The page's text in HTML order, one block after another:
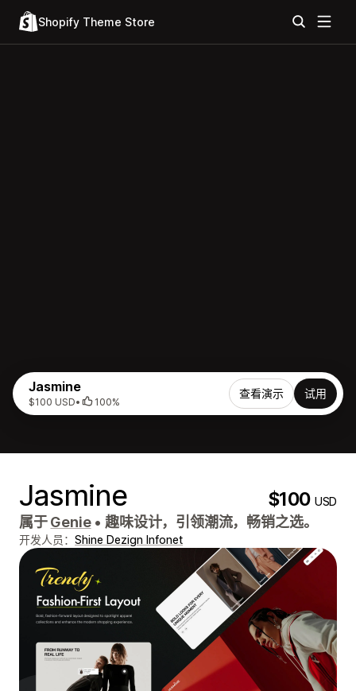
Shopify Theme Store
Jasmine
$100 USD• 100%
查看演示 试用
Jasmine $100USD
属于Genie • 趣味设计，引领潮流，畅销之选。
开发人员： Shine Dezign Infonet